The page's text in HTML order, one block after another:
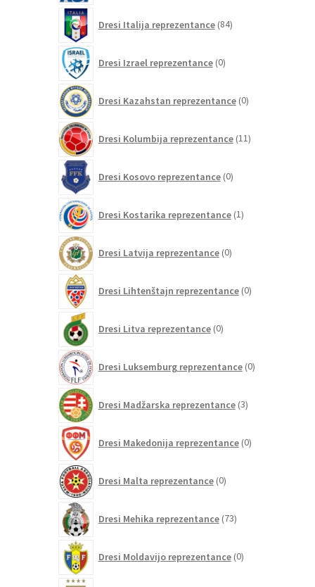
Dresi Italija reprezentance 84izdelkov
Dresi Izrael reprezentance 0izdelkov
Dresi Kazahstan reprezentance 0izdelkov
Dresi Kolumbija reprezentance 11izdelkov
Dresi Kosovo reprezentance 0izdelkov
Dresi Kostarika reprezentance 1izdelek
Dresi Latvija reprezentance 0izdelkov
Dresi Lihtenštajn reprezentance 0izdelkov
Dresi Litva reprezentance 0izdelkov
Dresi Luksemburg reprezentance 0izdelkov
Dresi Madžarska reprezentance 3izdelki
Dresi Makedonija reprezentance 0izdelkov
Dresi Malta reprezentance 0izdelkov
Dresi Mehika reprezentance 73izdelkov
Dresi Moldavijo reprezentance 0izdelkov